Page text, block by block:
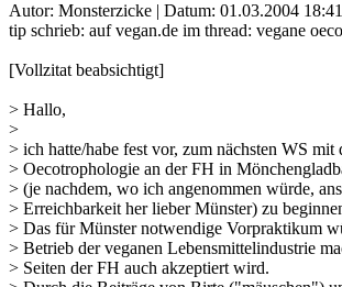
Autor: Monsterzicke | Datum: 01.03.2004
tip schrieb: auf vegan.de im thread: vegane
[Vollzitat beabsichtigt]
> Hallo,
>
> ich hatte/habe fest vor, zum nächsten WS mit
> Oecotrophologie an der FH in
> (je nachdem, wo ich angenommen würde,
> Erreichbarkeit her lieber Münster) zu
> Das für Münster notwendige Vorpraktikum
> Betrieb der veganen Lebensmittelindustrie
> Seiten der FH auch akzeptiert wird.